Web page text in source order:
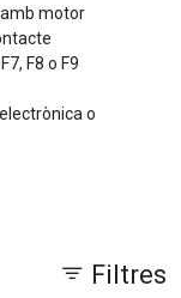
motor
F8 o F9
o
Filtres